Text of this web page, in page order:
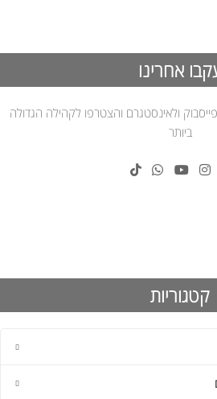
אחרינו
ולאינסטגרם והצטרפו לקהילה הגדולה
ביותר
קטגוריות